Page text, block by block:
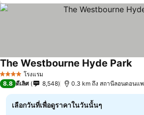
4 ดาว โรงแรม
The Westbourne Hyde Park
8.8 ดีเลิศ 8,548 0.3 km ถึง สถานีลอนดอนแ
เลือกวันที่เพื่อดูราคาในวันนั้นๆ